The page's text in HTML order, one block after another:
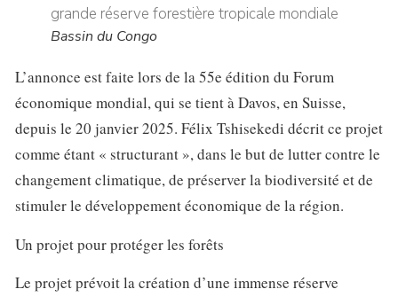
Bassin du Congo
L’annonce est faite lors de la 55e édition du Forum
économique mondial, qui se tient à Davos, en Suisse,
depuis le 20 janvier 2025. Félix Tshisekedi décrit ce projet
comme étant « structurant », dans le but de lutter contre le
changement climatique, de préserver la biodiversité et de
stimuler le développement économique de la région.
Un projet pour protéger les forêts
Le projet prévoit la création d’une immense réserve